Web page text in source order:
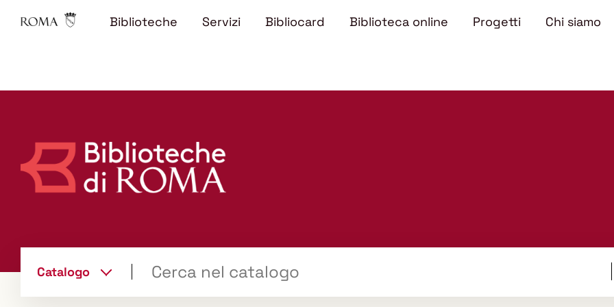
Biblioteche Servizi Bibliocard Biblioteca online Progetti Chi siamo
Catalogocambia
il tuo libro "Catalogo"
la